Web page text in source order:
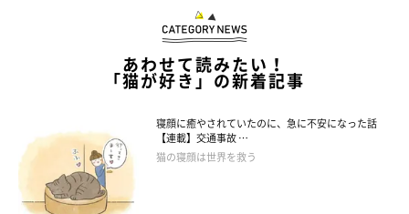
あわせて読みたい！
「猫が好き」の新着記事
寝顔に癒やされていたのに、急に不安になった話
【連載】交通事故 …
猫の寝顔は世界を救う